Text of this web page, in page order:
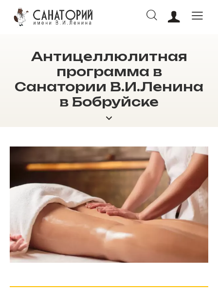
Антицеллюлитная
программа в
Санатории В.И.Ленина
в Бобруйске
ОНЛАЙН БРОНИРОВАНИЕ